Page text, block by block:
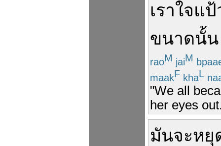
เราใจแป้
ขนาดนั้น
raoM jaiM
maakF khaL
"We all
her eyes
มันจะหยุ